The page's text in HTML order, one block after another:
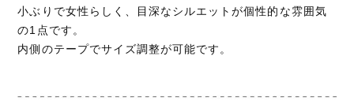
小ぶりで女性らしく、目深なシルエットが個性的な雰囲気
の1点です。
内側のテープでサイズ調整が可能です。